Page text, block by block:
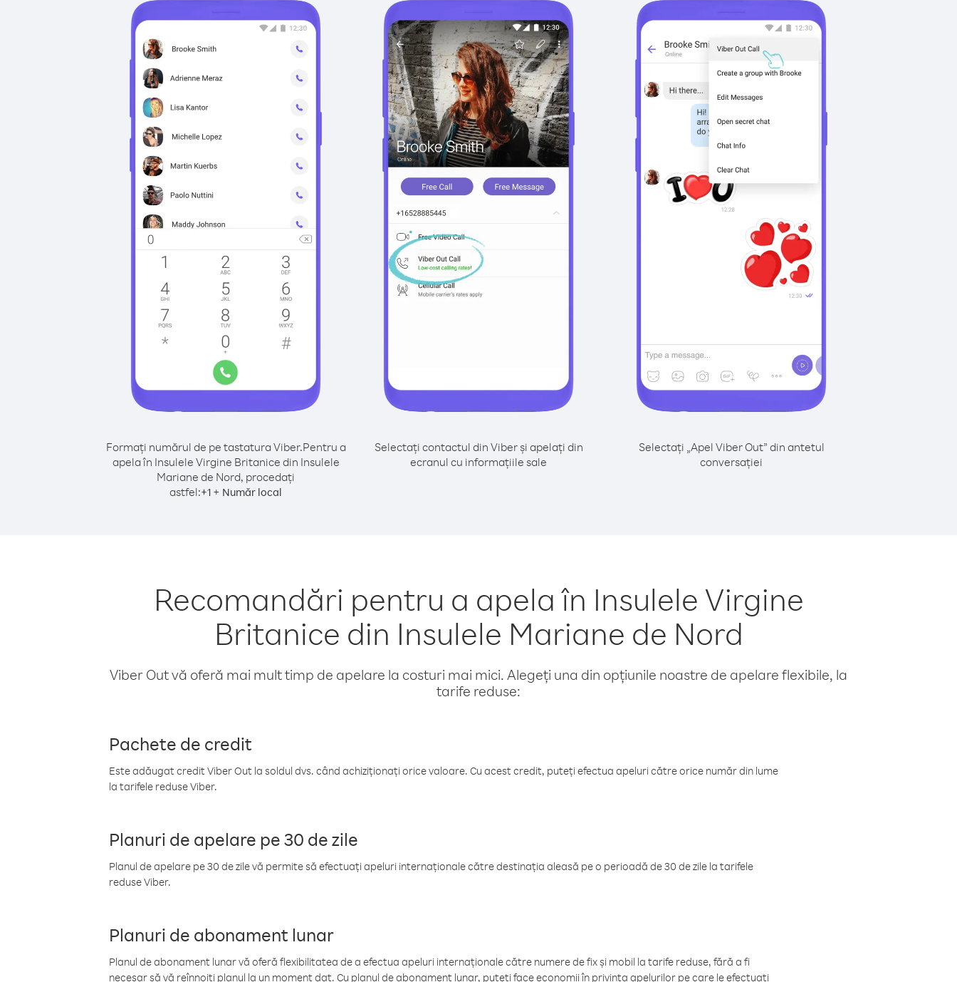
Formați numărul de pe tastatura Viber.Pentru a
apela în Insulele Virgine Britanice din Insulele
Mariane de Nord, procedați
astfel:+1 + Număr local
Selectați contactul din Viber și apelați din
ecranul cu informațiile sale
Selectați „Apel Viber Out” din antetul
conversației
Recomandări pentru a apela în Insulele Virgine
Britanice din Insulele Mariane de Nord
Viber Out vă oferă mai mult timp de apelare la costuri mai mici. Alegeți una din opțiunile noastre de apelare flexibile, la
tarife reduse:
Pachete de credit
Este adăugat credit Viber Out la soldul dvs. când achiziționați orice valoare. Cu acest credit, puteți efectua apeluri către orice număr din lume
la tarifele reduse Viber.
Planuri de apelare pe 30 de zile
Planul de apelare pe 30 de zile vă permite să efectuați apeluri internaționale către destinația aleasă pe o perioadă de 30 de zile la tarifele
reduse Viber.
Planuri de abonament lunar
Planul de abonament lunar vă oferă flexibilitatea de a efectua apeluri internaționale către numere de fix și mobil la tarife reduse, fără a fi
necesar să vă reînnoiți planul la un moment dat. Cu planul de abonament lunar, puteți face economii în privința apelurilor pe care le efectuați